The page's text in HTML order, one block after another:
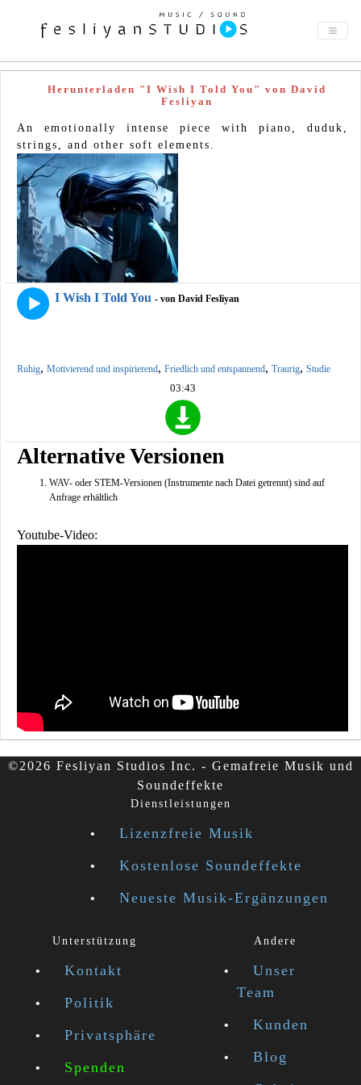
Herunterladen "I Wish I Told You" von David
Fesliyan
An emotionally intense piece with piano, duduk,
strings, and other soft elements.
I Wish I Told You - von David Fesliyan
Ruhig, Motivierend und inspirierend, Friedlich und entspannend, Traurig, Studie
03:43
Alternative Versionen
WAV- oder STEM-Versionen (Instrumente nach Datei getrennt) sind auf
Anfrage erhältlich
Youtube-Video:
©2026 Fesliyan Studios Inc. - Gemafreie Musik und
Soundeffekte
Dienstleistungen
Lizenzfreie Musik
Kostenlose Soundeffekte
Neueste Musik-Ergänzungen
Unterstützung
Kontakt
Politik
Privatsphäre
Spenden
Andere
Unser
Team
Kunden
Blog